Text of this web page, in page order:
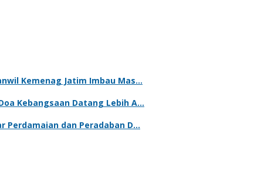
Kemenag Jatim Imbau Mas…
Kebangsaan Datang Lebih A…
Perdamaian dan Peradaban D…